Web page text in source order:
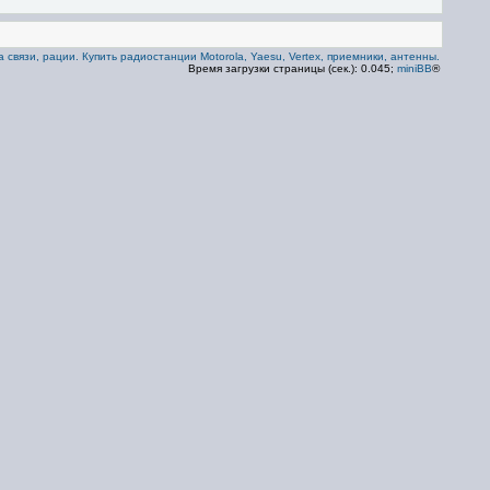
связи, рации. Купить радиостанции Motorola, Yaesu, Vertex, приемники, антенны.
Время загрузки страницы (сек.): 0.045; miniBB®